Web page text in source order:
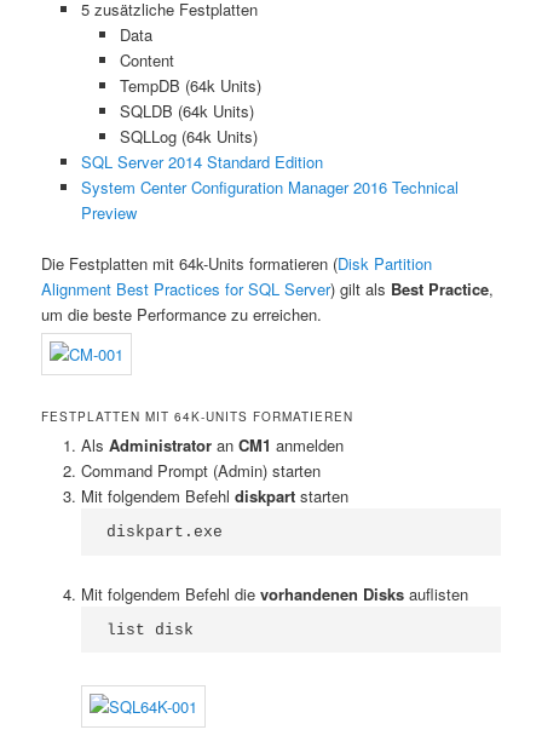
5 zusätzliche Festplatten
Data
Content
TempDB (64k Units)
SQLDB (64k Units)
SQLLog (64k Units)
SQL Server 2014 Standard Edition
System Center Configuration Manager 2016 Technical
Preview
Die Festplatten mit 64k-Units formatieren (Disk Partition
Alignment Best Practices for SQL Server) gilt als Best Practice,
um die beste Performance zu erreichen.
FESTPLATTEN MIT 64K-UNITS FORMATIEREN
Als Administratoran CM1 anmelden
Command Prompt (Admin) starten
Mit folgendem Befehl diskpartstarten
diskpart.exe
Mit folgendem Befehl die vorhandenen Disks auflisten
list disk